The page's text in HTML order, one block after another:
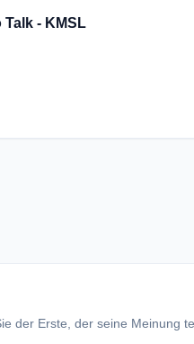
- KMSL
der Erste, der seine Meinung